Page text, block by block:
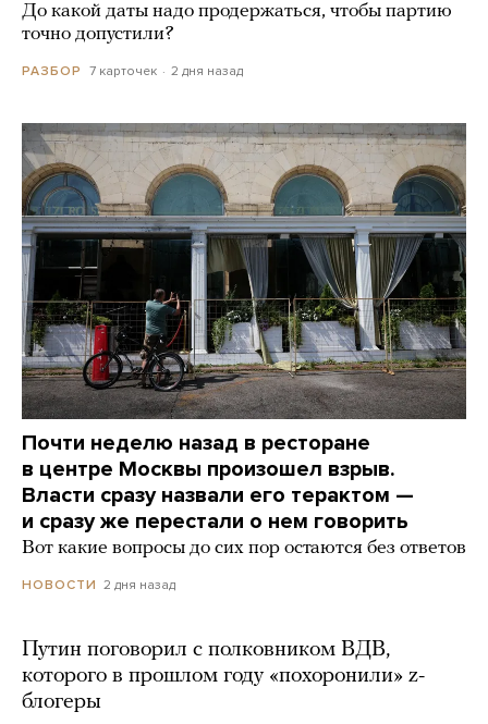
До какой даты надо продержаться, чтобы партию
точно допустили?
РАЗБОР 7 карточек 2 дня назад
Почти неделю назад в ресторане
в центре Москвы произошел взрыв.
Власти сразу назвали его терактом —
и сразу же перестали о нем говорить
Вот какие вопросы до сих пор остаются без ответов
НОВОСТИ 2 дня назад
Путин поговорил с полковником ВДВ,
которого в прошлом году «похоронили» z-
блогеры